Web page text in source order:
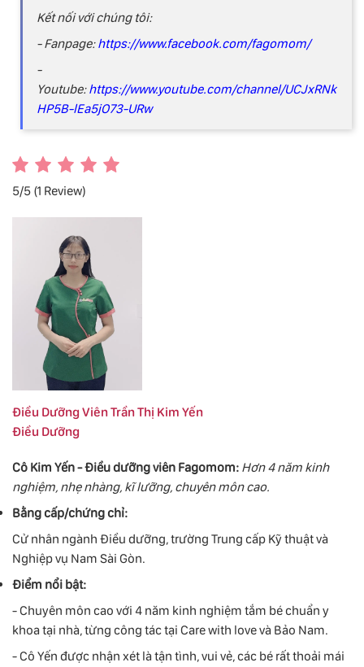
Kết nối với chúng tôi:
- Fanpage:https://www.facebook.com/fagomom/
-
Youtube:https://www.youtube.com/channel/UCJxRNk
HP5B-lEa5jO73-URw
5/5 (1 Review)
Điều Dưỡng Viên Trần Thị Kim Yến
Điều Dưỡng
Cô Kim Yến - Điều dưỡng viên Fagomom: Hơn 4 năm kinh
nghiệm, nhẹ nhàng, kĩ lưỡng, chuyên môn cao.
Bằng cấp/chứng chỉ:
Cử nhân ngành Điều dưỡng, trường Trung cấp Kỹ thuật và
Nghiệp vụ Nam Sài Gòn.
Điểm nổi bật:
- Chuyên môn cao với 4 năm kinh nghiệm tắm bé chuẩn y
khoa tại nhà, từng công tác tại Care with love và Bảo Nam.
- Cô Yến được nhận xét là tận tình, vui vẻ, các bé rất thoải mái